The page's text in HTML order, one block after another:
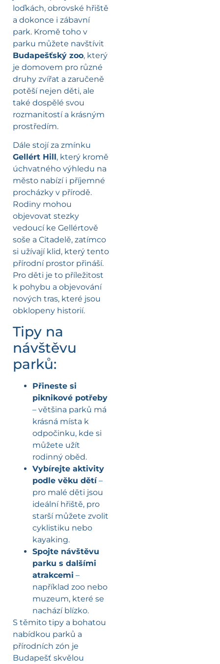
loďkách, obrovské hřiště
a dokonce i zábavní
park. Kromě toho v
parku můžete navštívit
Budapešťský zoo, který
je domovem pro různé
druhy zvířat a zaručeně
potěší nejen děti, ale
také dospělé svou
rozmanitostí a krásným
prostředím.
Dále stojí za zmínku
Gellért Hill, který kromě
úchvatného výhledu na
město nabízí i příjemné
procházky v přírodě.
Rodiny mohou
objevovat stezky
vedoucí ke Gellértově
soše a Citadelě, zatímco
si užívají klid, který tento
přírodní prostor přináší.
Pro děti je to příležitost
k pohybu a objevování
nových tras, které jsou
obklopeny historií.
Tipy na
návštěvu
parků:
Přineste si
piknikové potřeby
– většina parků má
krásná místa k
odpočinku, kde si
můžete užít
rodinný oběd.
Vybírejte aktivity
podle věku dětí–
pro malé děti jsou
ideální hřiště, pro
starší můžete zvolit
cyklistiku nebo
kayaking.
Spojte návštěvu
parku s dalšími
atrakcemi –
například zoo nebo
muzeum, které se
nachází blízko.
S těmito tipy a bohatou
nabídkou parků a
přírodních zón je
Budapešť skvělou